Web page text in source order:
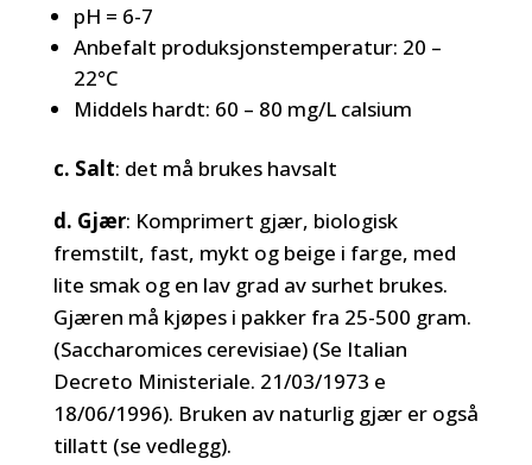
pH = 6-7
Anbefalt produksjonstemperatur: 20 –
22°C
Middels hardt: 60 – 80 mg/L calsium
c. Salt: det må brukes havsalt
d. Gjær: Komprimert gjær, biologisk
fremstilt, fast, mykt og beige i farge, med
lite smak og en lav grad av surhet brukes.
Gjæren må kjøpes i pakker fra 25-500 gram.
(Saccharomices cerevisiae) (Se Italian
Decreto Ministeriale. 21/03/1973 e
18/06/1996). Bruken av naturlig gjær er også
tillatt (se vedlegg).